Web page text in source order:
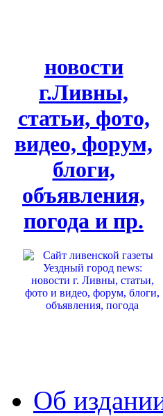
новости
г.Ливны,
статьи, фото,
видео, форум,
блоги,
объявления,
погода и пр.
Об